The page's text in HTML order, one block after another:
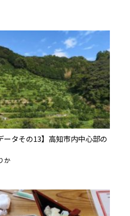
ータその13】高知市内中心部の
か